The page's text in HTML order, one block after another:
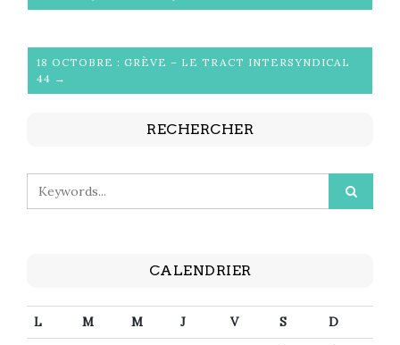
18 OCTOBRE : GRÈVE – LE TRACT INTERSYNDICAL
44 →
RECHERCHER
CALENDRIER
L M M J V S
D